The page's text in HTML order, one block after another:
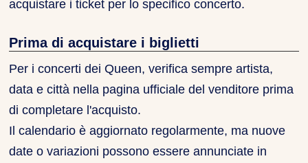
acquistare i ticket per lo specifico concerto.
Prima di acquistare i biglietti
Per i concerti dei Queen, verifica sempre artista,
data e città nella pagina ufficiale del venditore prima
di completare l'acquisto.
Il calendario è aggiornato regolarmente, ma nuove
date o variazioni possono essere annunciate in